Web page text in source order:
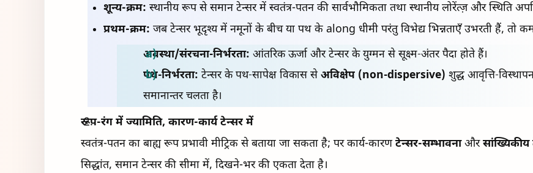
शून्य-क्रम: स्थानीय रूप से समान टेन्सर में स्वतंत्र-पतन की सार्वभौमिकता तथा स्थानीय लोरेंत्ज़ और स्थिति
प्रथम-क्रम: जब टेन्सर भूदृश्य में नमूनों के बीच या पथ के along धीमी परंतु विभेद्य भिन्नताएँ उभरती हैं, तो
अवस्था/संरचना-निर्भरता: आंतरिक ऊर्जा और टेन्सर के युग्मन से सूक्ष्म-अंतर पैदा होते हैं।
पथ-निर्भरता: टेन्सर के पथ-सापेक्ष विकास सेअविक्षेप (non-dispersive) शुद्ध आवृत्ति-
समानान्तर चलता है।
रूप-रंग में ज्यामिति, कारण-कार्य टेन्सर में
स्वतंत्र-पतन का बाह्य रूप प्रभावी मीट्रिक से बताया जा सकता है; पर कार्य-कारणटेन्सर-सम्भावनाऔरसांख्यिकीय
सिद्धांत, समान टेन्सर की सीमा में, दिखने-भर की एकता देता है।